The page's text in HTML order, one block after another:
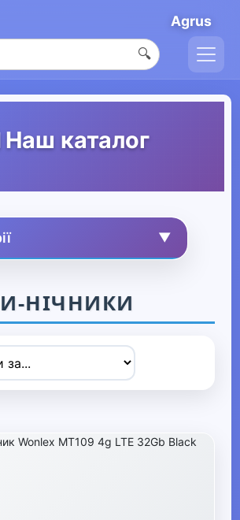
Agrus
🔍
каталог
▼
захоплення
дітей
та автокрісла
НІЧНИКИ